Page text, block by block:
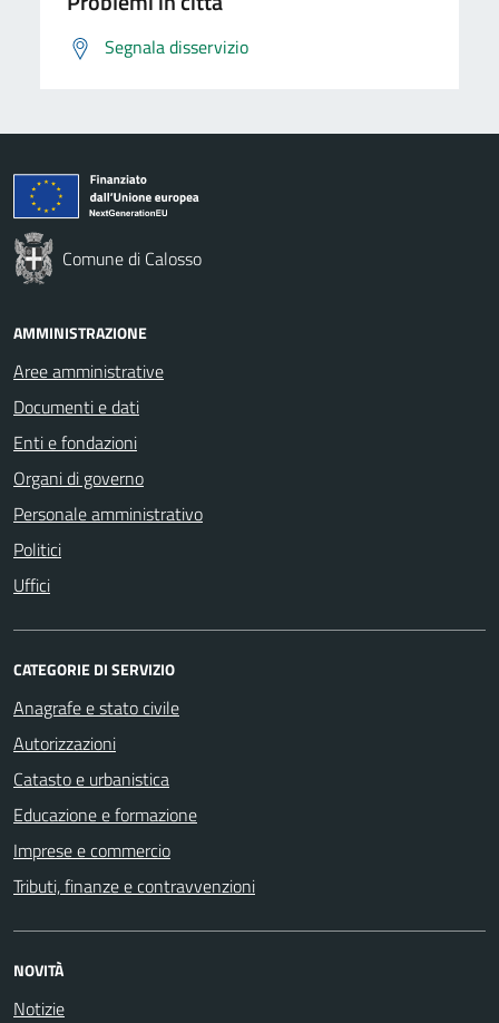
Segnala disservizio
Comune di Calosso
AMMINISTRAZIONE
Aree amministrative
Documenti e dati
Enti e fondazioni
Organi di governo
Personale amministrativo
Politici
Uffici
CATEGORIE DI SERVIZIO
Anagrafe e stato civile
Autorizzazioni
Catasto e urbanistica
Educazione e formazione
Imprese e commercio
Tributi, finanze e contravvenzioni
NOVITÀ
Notizie